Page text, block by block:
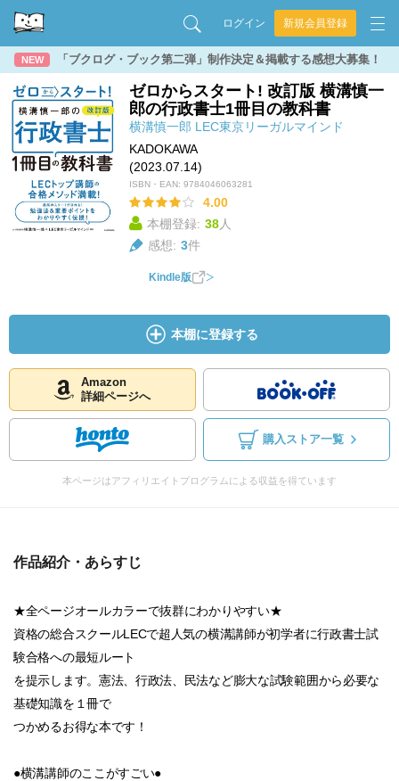
ログイン 新規会員登録
NEW 「ブクログ・ブック第二弾」制作決定＆掲載する感想大募集！
ゼロからスタート! 改訂版 横溝慎一
郎の行政書士1冊目の教科書
横溝慎一郎 LEC東京リーガルマインド
KADOKAWA
(2023.07.14)
ISBN・EAN: 9784046063281
4.00
本棚登録: 38人
感想: 3件
Kindle版
本棚に登録する
Amazon
詳細ページへ
購入ストア一覧
本ページはアフィリエイトプログラムによる収益を得ています
作品紹介・あらすじ
★全ページオールカラーで抜群にわかりやすい★
資格の総合スクールLECで超人気の横溝講師が初学者に行政書士試
験合格への最短ルート
を提示します。憲法、行政法、民法など膨大な試験範囲から必要な
基礎知識を１冊で
つかめるお得な本です！
●横溝講師のここがすごい●